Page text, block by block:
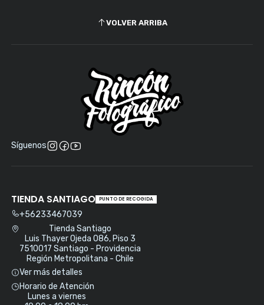
VOLVER ARRIBA
Síguenos
TIENDA SANTIAGO PUNTO DE RECOGIDA
+56233467039
Tienda Santiago
Luis Thayer Ojeda 086, Piso 3
7510017 Santiago - Providencia
Región Metropolitana - Chile
Ver más detalles
Horario de Atención
Lunes a viernes